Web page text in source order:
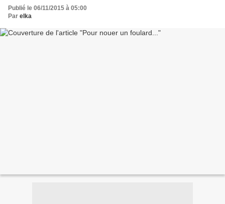
Publié le 06/11/2015 à 05:00
Par elka